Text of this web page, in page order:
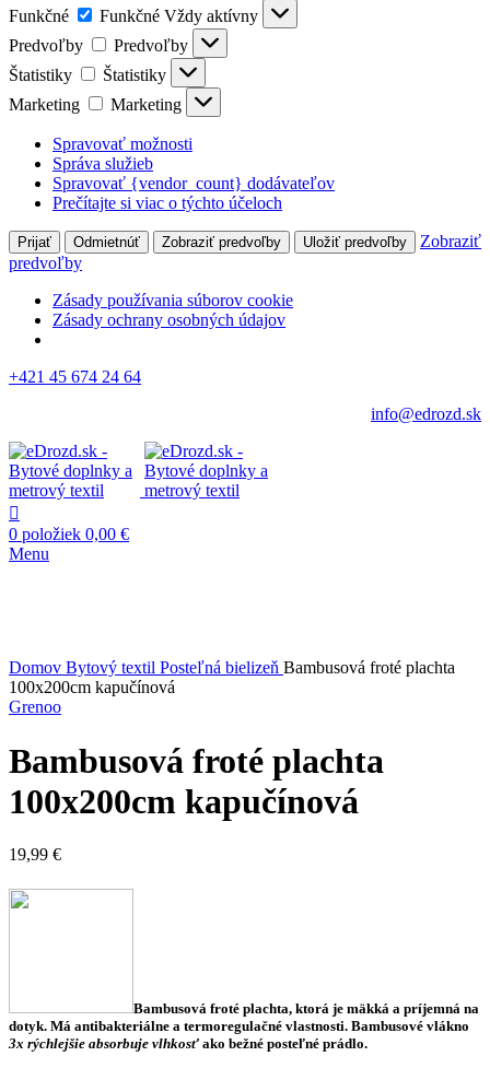
Funkčné
Funkčné Vždy aktívny
Predvoľby
Predvoľby
Štatistiky
Štatistiky
Marketing
Marketing
Spravovať možnosti
Správa služieb
Spravovať {vendor_count} dodávateľov
Prečítajte si viac o týchto účeloch
Prijať Odmietnúť Zobraziť predvoľby Uložiť predvoľby
Zobraziť
predvoľby
Zásady používania súborov cookie
Zásady ochrany osobných údajov
+421 45 674 24 64
info@edrozd.sk
0 položiek 0,00 €
Menu
Domov Bytový textil Posteľná bielizeň Bambusová froté plachta
100x200cm kapučínová
Grenoo
Bambusová froté plachta
100x200cm kapučínová
19,99 €
Bambusová froté plachta, ktorá je mäkká a príjemná na
dotyk. Má antibakteriálne a termoregulačné vlastnosti. Bambusové vlákno
3x rýchlejšie absorbuje vlhkosť ako bežné posteľné prádlo.